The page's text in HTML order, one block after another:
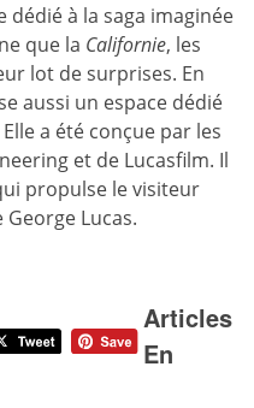
dédié à la saga imaginée
que la Californie, les
lot de surprises. En
aussi un espace dédié
a été conçue par les
et de Lucasfilm. Il
propulse le visiteur
Lucas.
Articles
En